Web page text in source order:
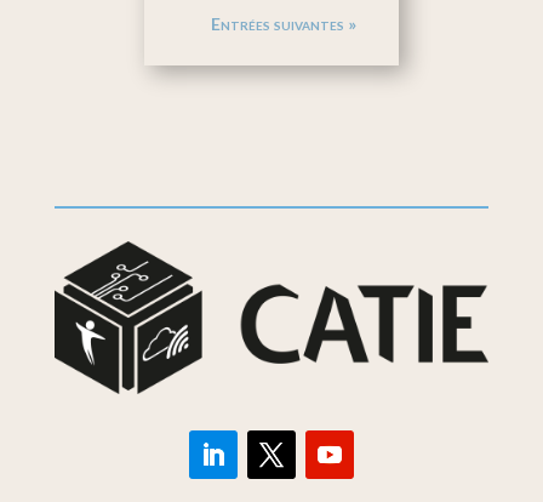
Entrées suivantes »